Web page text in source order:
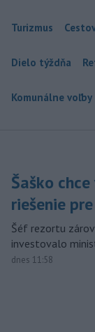
Turizmus
Dielo týždňa
Komunálne voľby
Šaško
riešenie
Šéf rezortu
investovalo
dnes 11:58